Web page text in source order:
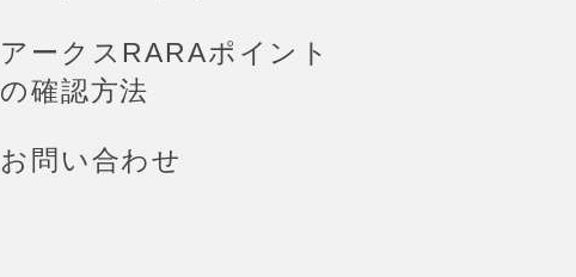
アークスRARAポイント
の確認方法
お問い合わせ